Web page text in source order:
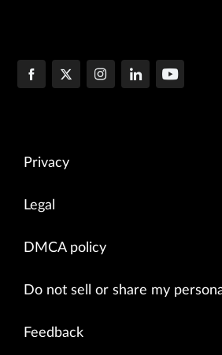
Privacy
Legal
DMCA policy
Do not sell or share my
Feedback